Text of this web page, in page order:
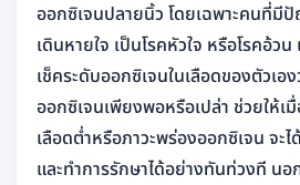
ออกซิเจนปลายนิ้ว โดยเฉพาะคนที่มี
เดินหายใจ เป็นโรคหัวใจ หรือโรคอ้ว
เช็คระดับออกซิเจนในเลือดของตัวเ
ออกซิเจนเพียงพอหรือเปล่า ช่วยให้เ
เลือดต่ำหรือภาวะพร่องออกซิเจน จะ
และทำการรักษาได้อย่างทันท่วงที นอ